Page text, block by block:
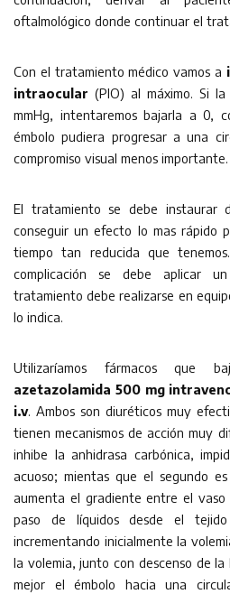
oftalmológico donde continuar el
Con el tratamiento médico vamos a
intraocular(PIO) al máximo. Si
mmHg, intentaremos bajarla a 0,
émbolo pudiera progresar a una
compromiso visual menos importante.
El tratamiento se debe instaurar
conseguir un efecto lo mas rápido
tiempo tan reducida que
complicación se debe aplicar
tratamiento debe realizarse en
lo indica.
Utilizaríamos fármacos que
azetazolamida 500 mg
i.v. Ambos son diuréticos muy
tienen mecanismos de acción muy
inhibe la anhidrasa carbónica,
acuoso; mientas que el segundo
aumenta el gradiente entre el
paso de líquidos desde el
incrementando inicialmente la
la volemia, junto con descenso de
mejor el émbolo hacia una